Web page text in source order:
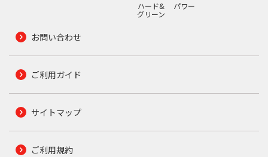
ハード&
グリーン
パワー
お問い合わせ
ご利用ガイド
サイトマップ
ご利用規約